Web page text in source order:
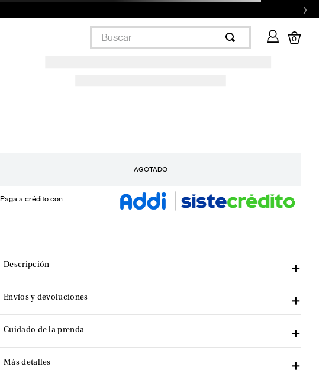
›
Buscar
0
AGOTADO
Paga a crédito con
Descripción
Envíos y devoluciones
Cuidado de la prenda
Más detalles